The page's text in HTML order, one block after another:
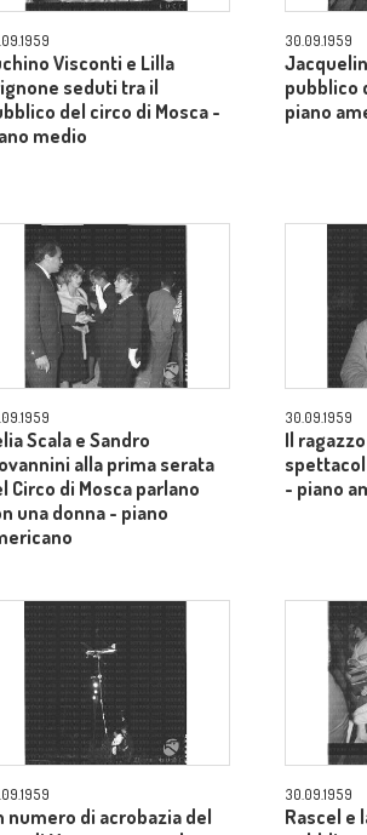
Visconti e Lilla
seduti tra il
del circo di Mosca -
medio
30.09.1959
pubblico
piano
Scala e Sandro
alla prima serata
Circo di Mosca parlano
una donna - piano
30.09.1959
Il
- piano
numero di acrobazia del
30.09.1959
Rascel e